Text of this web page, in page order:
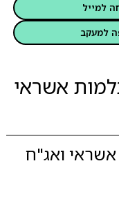
למייל
למעקב
אשראי
ואג"ח